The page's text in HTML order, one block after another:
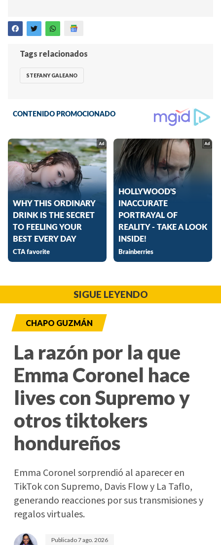
Tags relacionados
STEFANY GALEANO
SIGUE LEYENDO
CHAPO GUZMÁN
La razón por la que
Emma Coronel hace
lives con Supremo y
otros tiktokers
hondureños
Emma Coronel sorprendió al aparecer en
TikTok con Supremo, Davis Flow y La Taflo,
generando reacciones por sus transmisiones y
regalos virtuales.
Publicado7 ago. 2026